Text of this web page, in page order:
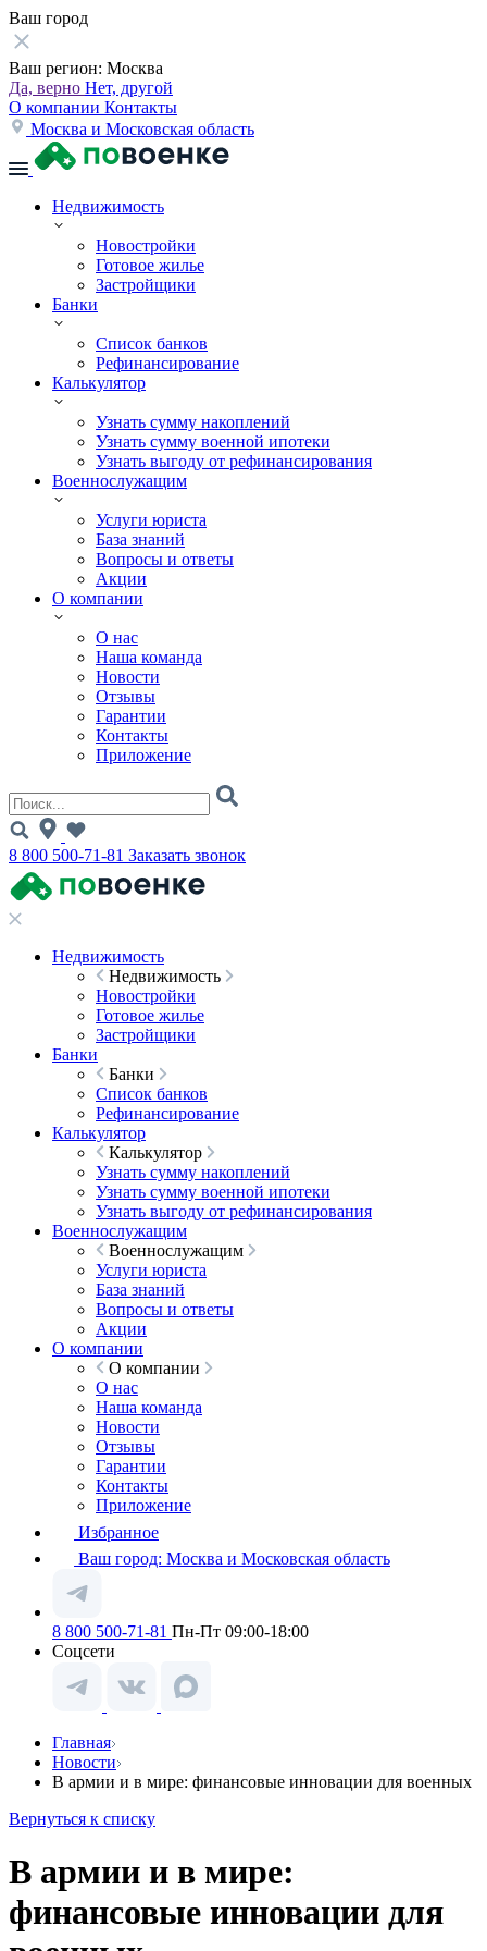
Ваш город
Ваш регион: Москва
Да, верно Нет, другой
О компании Контакты
Москва и Московская область
Недвижимость
Новостройки
Готовое жилье
Застройщики
Банки
Список банков
Рефинансирование
Калькулятор
Узнать сумму накоплений
Узнать сумму военной ипотеки
Узнать выгоду от рефинансирования
Военнослужащим
Услуги юриста
База знаний
Вопросы и ответы
Акции
О компании
О нас
Наша команда
Новости
Отзывы
Гарантии
Контакты
Приложение
8 800 500-71-81 Заказать звонок
Недвижимость
Недвижимость
Новостройки
Готовое жилье
Застройщики
Банки
Банки
Список банков
Рефинансирование
Калькулятор
Калькулятор
Узнать сумму накоплений
Узнать сумму военной ипотеки
Узнать выгоду от рефинансирования
Военнослужащим
Военнослужащим
Услуги юриста
База знаний
Вопросы и ответы
Акции
О компании
О компании
О нас
Наша команда
Новости
Отзывы
Гарантии
Контакты
Приложение
Избранное
Ваш город: Москва и Московская область
8 800 500-71-81 Пн-Пт 09:00-18:00
Соцсети
Главная
Новости
В армии и в мире: финансовые инновации для военных
Вернуться к списку
В армии и в мире:
финансовые инновации для